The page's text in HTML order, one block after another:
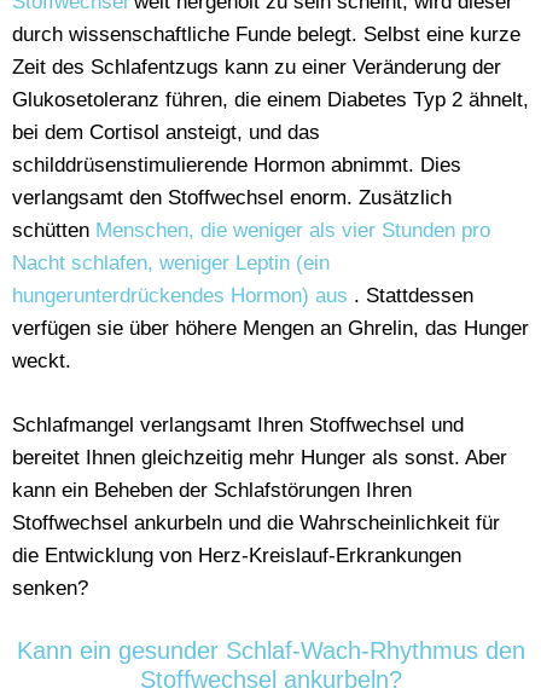
durch wissenschaftliche Funde belegt. Selbst eine kurze
Zeit des Schlafentzugs kann zu einer Veränderung der
Glukosetoleranz führen, die einem Diabetes Typ 2 ähnelt,
bei dem Cortisol ansteigt, und das
schilddrüsenstimulierende Hormon abnimmt. Dies
verlangsamt den Stoffwechsel enorm. Zusätzlich
schütten Menschen, die weniger als vier Stunden pro
Nacht schlafen, weniger Leptin (ein
hungerunterdrückendes Hormon) aus . Stattdessen
verfügen sie über höhere Mengen an Ghrelin, das Hunger
weckt.
Schlafmangel verlangsamt Ihren Stoffwechsel und
bereitet Ihnen gleichzeitig mehr Hunger als sonst. Aber
kann ein Beheben der Schlafstörungen Ihren
Stoffwechsel ankurbeln und die Wahrscheinlichkeit für
die Entwicklung von Herz-Kreislauf-Erkrankungen
senken?
Kann ein gesunder Schlaf-Wach-Rhythmus den
Stoffwechsel ankurbeln?